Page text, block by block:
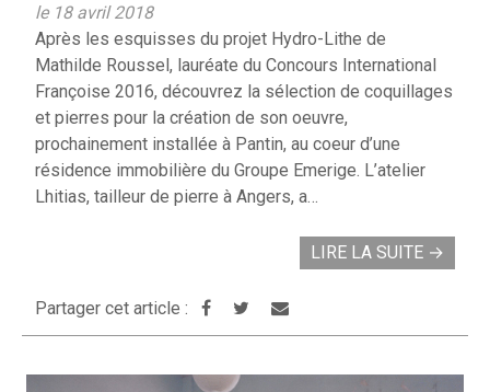
le 18 avril 2018
Après les esquisses du projet Hydro-Lithe de
Mathilde Roussel, lauréate du Concours International
Françoise 2016, découvrez la sélection de coquillages
et pierres pour la création de son oeuvre,
prochainement installée à Pantin, au coeur d’une
résidence immobilière du Groupe Emerige. L’atelier
Lhitias, tailleur de pierre à Angers, a…
LIRE LA SUITE →
Partager cet article :